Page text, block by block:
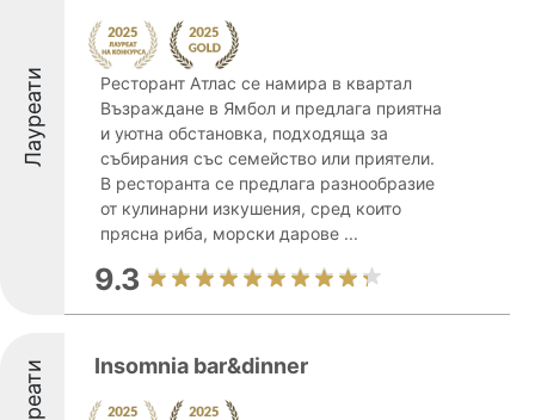
Лауреати
Ресторант Атлас се намира в квартал
Възраждане в Ямбол и предлага приятна
и уютна обстановка, подходяща за
събирания със семейство или приятели.
В ресторанта се предлага разнообразие
от кулинарни изкушения, сред които
прясна риба, морски дарове ...
9.3
Insomnia bar&dinner